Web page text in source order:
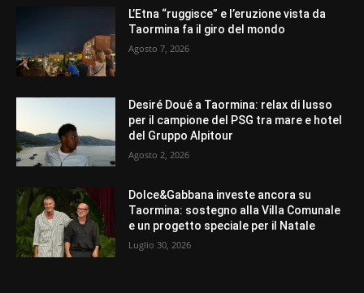
L’Etna “ruggisce” e l’eruzione vista da
Taormina fa il giro del mondo
Agosto 7, 2026
Desiré Doué a Taormina: relax di lusso
per il campione del PSG tra mare e hotel
del Gruppo Alpitour
Agosto 2, 2026
Dolce&Gabbana investe ancora su
Taormina: sostegno alla Villa Comunale
e un progetto speciale per il Natale
Luglio 30, 2026